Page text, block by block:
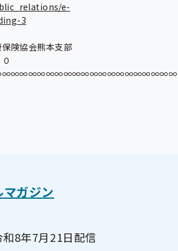
e-
3
保険協会熊本支部
マガジン
和8年7月21日配信